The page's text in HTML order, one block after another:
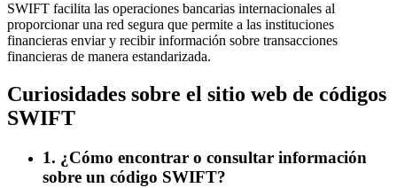
SWIFT facilita las operaciones bancarias internacionales al
proporcionar una red segura que permite a las instituciones
financieras enviar y recibir información sobre transacciones
financieras de manera estandarizada.
Curiosidades sobre el sitio web de códigos
SWIFT
1. ¿Cómo encontrar o consultar información
sobre un código SWIFT?